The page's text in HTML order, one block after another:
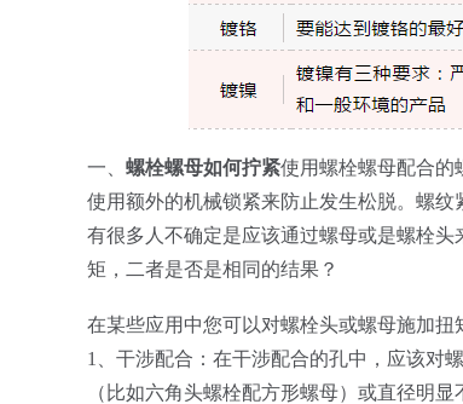
一、 螺栓螺母如何拧紧使用螺栓螺母配合的
使用额外的机械锁紧来防止发生松脱。螺
有很多人不确定是应该通过螺母或是螺栓
矩，二者是否是相同的结果？
在某些应用中您可以对螺栓头或螺母施加
1、干涉配合：在干涉配合的孔中，应该对
（比如六角头螺栓配方形螺母）或直径明